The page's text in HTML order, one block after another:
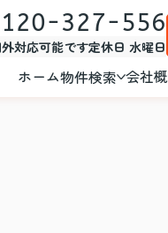
327-556
対応可能です定休日 水曜日
ホーム物件検索 会社